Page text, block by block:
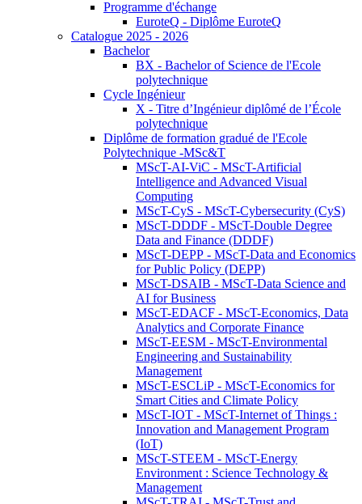
Programme d'échange
EuroteQ - Diplôme EuroteQ
Catalogue 2025 - 2026
Bachelor
BX - Bachelor of Science de l'Ecole
polytechnique
Cycle Ingénieur
X - Titre d’Ingénieur diplômé de l’École
polytechnique
Diplôme de formation gradué de l'Ecole
Polytechnique -MSc&T
MScT-AI-ViC - MScT-Artificial
Intelligence and Advanced Visual
Computing
MScT-CyS - MScT-Cybersecurity (CyS)
MScT-DDDF - MScT-Double Degree
Data and Finance (DDDF)
MScT-DEPP - MScT-Data and Economics
for Public Policy (DEPP)
MScT-DSAIB - MScT-Data Science and
AI for Business
MScT-EDACF - MScT-Economics, Data
Analytics and Corporate Finance
MScT-EESM - MScT-Environmental
Engineering and Sustainability
Management
MScT-ESCLiP - MScT-Economics for
Smart Cities and Climate Policy
MScT-IOT - MScT-Internet of Things :
Innovation and Management Program
(IoT)
MScT-STEEM - MScT-Energy
Environment : Science Technology &
Management